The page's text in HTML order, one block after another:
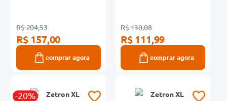
R$ 204,53
R$ 157,00
comprar agora
R$ 130,08
R$ 111,99
comprar agora
-20%